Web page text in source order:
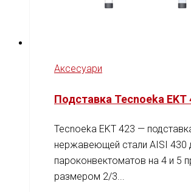
Аксесуари
Подставка Tecnoeka EKT
Tecnoeka EKT 423 —
нержавеющей стали AISI 430
пароконвектоматов на 4 и 5
размером 2/3...